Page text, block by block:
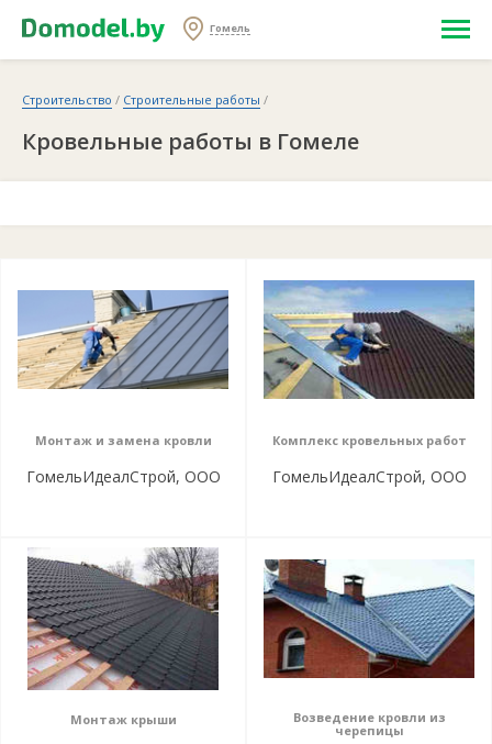
Гомель
Строительство / Строительные работы /
Кровельные работы в Гомеле
Монтаж и замена кровли
ГомельИдеалСтрой, ООО
Комплекс кровельных работ
ГомельИдеалСтрой, ООО
Монтаж крыши
Возведение кровли из
черепицы